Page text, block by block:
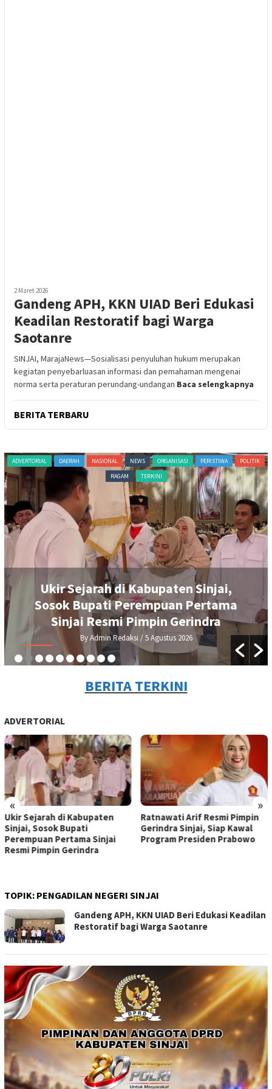
2 Maret 2026
Gandeng APH, KKN UIAD Beri Edukasi
Keadilan Restoratif bagi Warga
Saotanre
SINJAI, MarajaNews—Sosialisasi penyuluhan hukum merupakan
kegiatan penyebarluasan informasi dan pemahaman mengenai
norma serta peraturan perundang-undangan Baca selengkapnya
BERITA TERBARU
ADVERTORIAL DAERAH NASIONAL NEWS ORGANISASI PERISTIWA
POLITIK
RAGAM
TERKINI
Ukir Sejarah di Kabupaten Sinjai,
Sosok Bupati Perempuan Pertama
Sinjai Resmi Pimpin Gerindra
By Admin Redaksi / 5 Agustus 2026
BERITA TERKINI
ADVERTORIAL
« »
Ukir Sejarah di Kabupaten
Sinjai, Sosok Bupati
Perempuan Pertama Sinjai
Resmi Pimpin Gerindra
Ratnawati Arif Resmi Pimpin
Gerindra Sinjai, Siap Kawal
Program Presiden Prabowo
TOPIK: PENGADILAN NEGERI SINJAI
Gandeng APH, KKN UIAD Beri Edukasi Keadilan
Restoratif bagi Warga Saotanre